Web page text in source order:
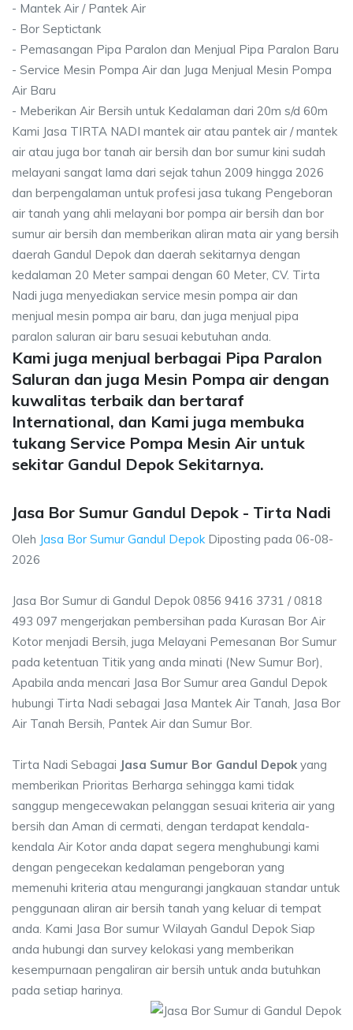
- Mantek Air / Pantek Air
- Bor Septictank
- Pemasangan Pipa Paralon dan Menjual Pipa Paralon Baru
- Service Mesin Pompa Air dan Juga Menjual Mesin Pompa
Air Baru
- Meberikan Air Bersih untuk Kedalaman dari 20m s/d 60m
Kami Jasa TIRTA NADI mantek air atau pantek air / mantek
air atau juga bor tanah air bersih dan bor sumur kini sudah
melayani sangat lama dari sejak tahun 2009 hingga 2026
dan berpengalaman untuk profesi jasa tukang Pengeboran
air tanah yang ahli melayani bor pompa air bersih dan bor
sumur air bersih dan memberikan aliran mata air yang bersih
daerah Gandul Depok dan daerah sekitarnya dengan
kedalaman 20 Meter sampai dengan 60 Meter, CV. Tirta
Nadi juga menyediakan service mesin pompa air dan
menjual mesin pompa air baru, dan juga menjual pipa
paralon saluran air baru sesuai kebutuhan anda.
Kami juga menjual berbagai Pipa Paralon
Saluran dan juga Mesin Pompa air dengan
kuwalitas terbaik dan bertaraf
International, dan Kami juga membuka
tukang Service Pompa Mesin Air untuk
sekitar Gandul Depok Sekitarnya.
Jasa Bor Sumur Gandul Depok - Tirta Nadi
Oleh Jasa Bor Sumur Gandul Depok Diposting pada 06-08-
2026
Jasa Bor Sumur di Gandul Depok 0856 9416 3731 / 0818
493 097 mengerjakan pembersihan pada Kurasan Bor Air
Kotor menjadi Bersih, juga Melayani Pemesanan Bor Sumur
pada ketentuan Titik yang anda minati (New Sumur Bor),
Apabila anda mencari Jasa Bor Sumur area Gandul Depok
hubungi Tirta Nadi sebagai Jasa Mantek Air Tanah, Jasa Bor
Air Tanah Bersih, Pantek Air dan Sumur Bor.
Tirta Nadi Sebagai Jasa Sumur Bor Gandul Depok yang
memberikan Prioritas Berharga sehingga kami tidak
sanggup mengecewakan pelanggan sesuai kriteria air yang
bersih dan Aman di cermati, dengan terdapat kendala-
kendala Air Kotor anda dapat segera menghubungi kami
dengan pengecekan kedalaman pengeboran yang
memenuhi kriteria atau mengurangi jangkauan standar untuk
penggunaan aliran air bersih tanah yang keluar di tempat
anda. Kami Jasa Bor sumur Wilayah Gandul Depok Siap
anda hubungi dan survey kelokasi yang memberikan
kesempurnaan pengaliran air bersih untuk anda butuhkan
pada setiap harinya.